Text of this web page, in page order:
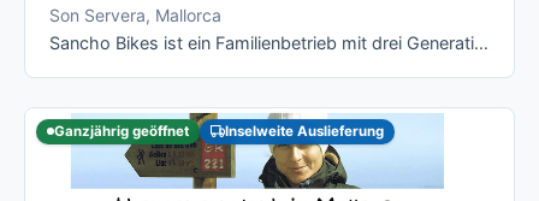
Son Servera, Mallorca
Sancho Bikes ist ein Familienbetrieb mit drei Generationen Radsport-Erfahrung an der Cala-Millor-Küste, mit klar aufgeschlüsselten …
Ganzjährig geöffnet Inselweite Auslieferung